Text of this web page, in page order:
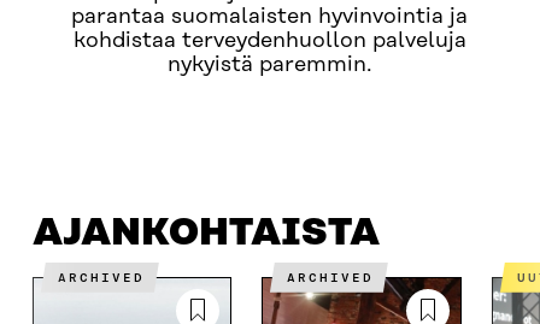
parantaa suomalaisten hyvinvointia ja
kohdistaa terveydenhuollon palveluja
nykyistä paremmin.
AJANKOHTAISTA
ARCHIVED ARCHIVED